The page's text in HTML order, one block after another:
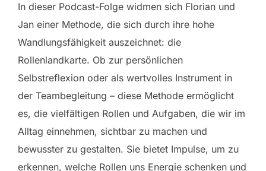
In dieser Podcast-Folge widmen sich Florian und
Jan einer Methode, die sich durch ihre hohe
Wandlungsfähigkeit auszeichnet: die
Rollenlandkarte. Ob zur persönlichen
Selbstreflexion oder als wertvolles Instrument in
der Teambegleitung – diese Methode ermöglicht
es, die vielfältigen Rollen und Aufgaben, die wir im
Alltag einnehmen, sichtbar zu machen und
bewusster zu gestalten. Sie bietet Impulse, um zu
erkennen, welche Rollen uns Energie schenken und